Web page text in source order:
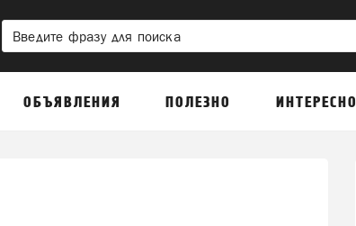
ОБЪЯВЛЕНИЯ ПОЛЕЗНО ИНТЕРЕСНО